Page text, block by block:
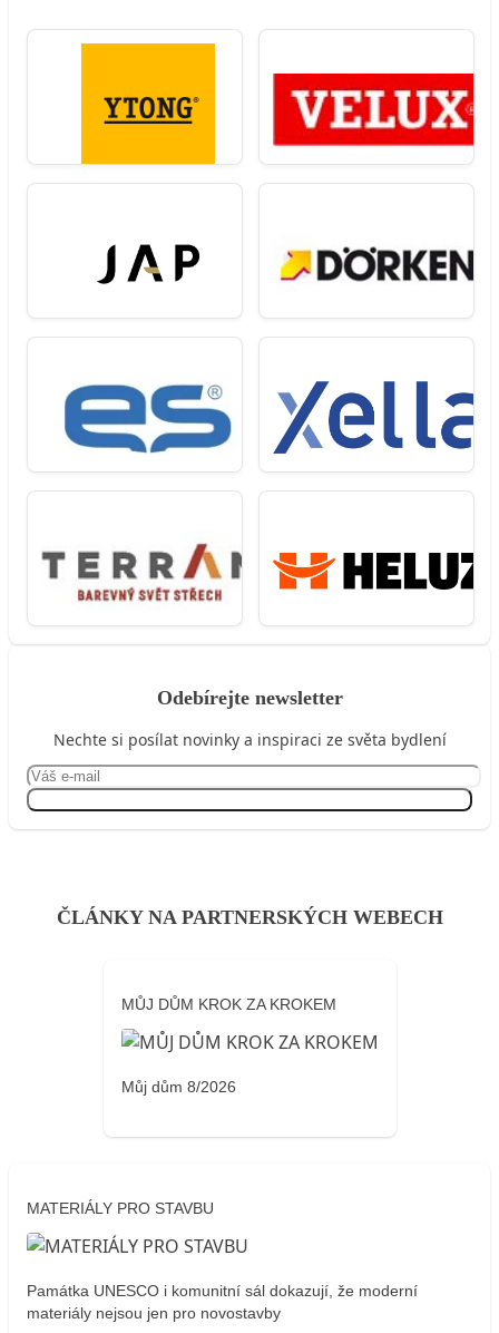
Odebírejte newsletter
Nechte si posílat novinky a inspiraci ze světa bydlení
ČLÁNKY NA PARTNERSKÝCH WEBECH
MŮJ DŮM KROK ZA KROKEM
Můj dům 8/2026
MATERIÁLY PRO STAVBU
Památka UNESCO i komunitní sál dokazují, že moderní
materiály nejsou jen pro novostavby